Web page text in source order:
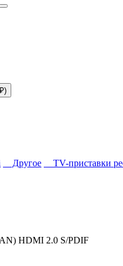
Другое TV-приставки
HDMI 2.0 S/PDIF